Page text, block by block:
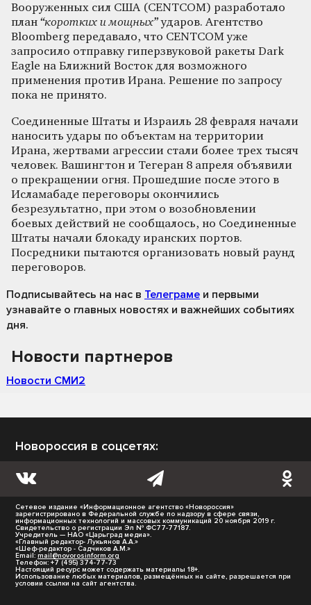
Вооруженных сил США (CENTCOM) разработало
план “коротких и мощных”ударов. Агентство
Bloomberg передавало, что CENTCOM уже
запросило отправку гиперзвуковой ракеты Dark
Eagle на Ближний Восток для возможного
применения против Ирана. Решение по запросу
пока не принято.
Соединенные Штаты и Израиль 28 февраля начали
наносить удары по объектам на территории
Ирана, жертвами агрессии стали более трех тысяч
человек. Вашингтон и Тегеран 8 апреля объявили
о прекращении огня. Прошедшие после этого в
Исламабаде переговоры окончились
безрезультатно, при этом о возобновлении
боевых действий не сообщалось, но Соединенные
Штаты начали блокаду иранских портов.
Посредники пытаются организовать новый раунд
переговоров.
Подписывайтесь на нас в Телеграме и первыми
узнавайте о главных новостях и важнейших событиях
дня.
Новости партнеров
Новости СМИ2
Новороссия в соцсетях:
Сетевое издание «Информационное агентство «Новороссия»
зарегистрировано в Федеральной службе по надзору в сфере связи,
информационных технологий и массовых коммуникаций 20 ноября 2019 г.
Свидетельство о регистрации Эл № ФС77-77187.
Учредитель — НАО «Царьград медиа».
«Главный редактор- Лукьянов А.А.»
«Шеф-редактор - Садчиков А.М.»
Email: mail@novorosinform.org
Телефон: +7 (495) 374-77-73
Настоящий ресурс может содержать материалы 18+.
Использование любых материалов, размещённых на сайте, разрешается при
условии ссылки на сайт агентства.